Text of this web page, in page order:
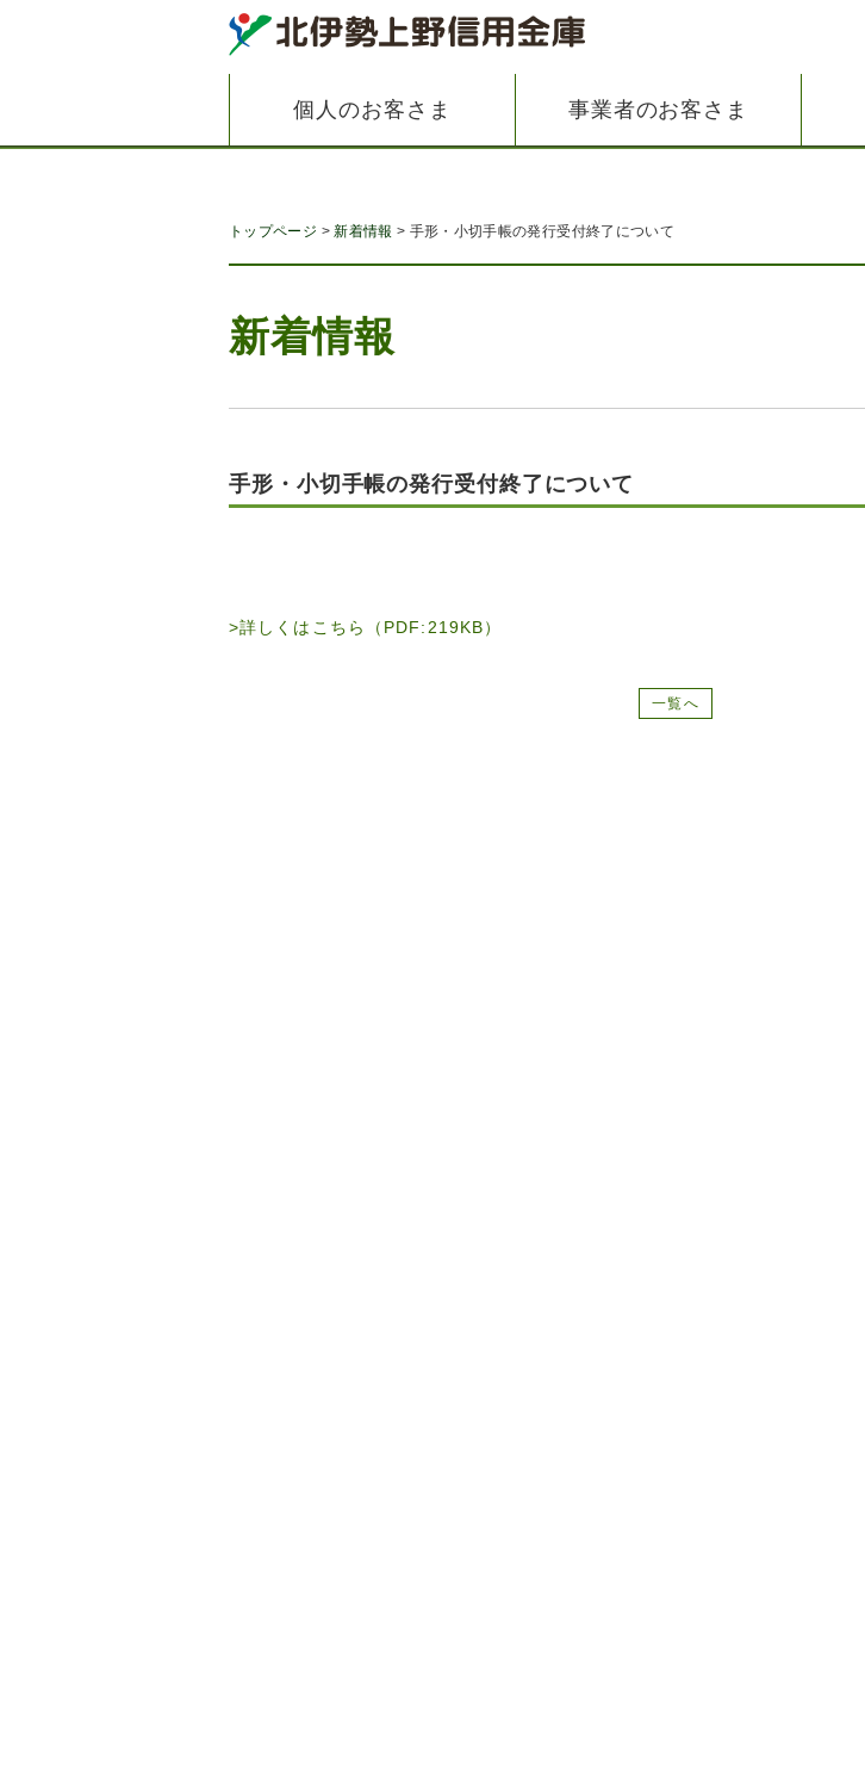
個人のお客さま 事業者のお客さま
トップページ 新着情報 手形・小切手帳の発行受付終了について
新着情報
手形・小切手帳の発行受付終了について
詳しくはこちら（PDF:219KB）
一覧へ